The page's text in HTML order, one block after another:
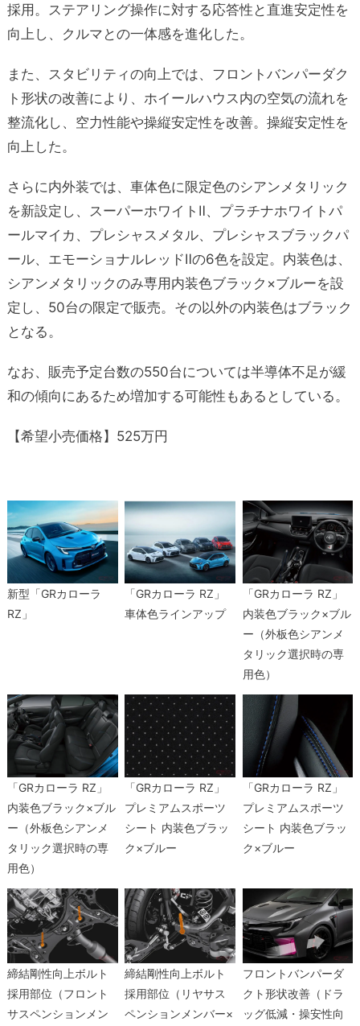
採用。ステアリング操作に対する応答性と直進安定性を
向上し、クルマとの一体感を進化した。
また、スタビリティの向上では、フロントバンパーダク
ト形状の改善により、ホイールハウス内の空気の流れを
整流化し、空力性能や操縦安定性を改善。操縦安定性を
向上した。
さらに内外装では、車体色に限定色のシアンメタリック
を新設定し、スーパーホワイトⅡ、プラチナホワイトパ
ールマイカ、プレシャスメタル、プレシャスブラックパ
ール、エモーショナルレッドⅡの6色を設定。内装色は、
シアンメタリックのみ専用内装色ブラック×ブルーを設
定し、50台の限定で販売。その以外の内装色はブラック
となる。
なお、販売予定台数の550台については半導体不足が緩
和の傾向にあるため増加する可能性もあるとしている。
【希望小売価格】525万円
新型「GRカローラ
RZ」
「GRカローラ RZ」
車体色ラインアップ
「GRカローラ RZ」
内装色ブラック×ブル
ー（外板色シアンメ
タリック選択時の専
用色）
「GRカローラ RZ」
内装色ブラック×ブル
ー（外板色シアンメ
タリック選択時の専
用色）
「GRカローラ RZ」
プレミアムスポーツ
シート 内装色ブラッ
ク×ブルー
「GRカローラ RZ」
プレミアムスポーツ
シート 内装色ブラッ
ク×ブルー
締結剛性向上ボルト
採用部位（フロント
サスペンションメン
締結剛性向上ボルト
採用部位（リヤサス
ペンションメンバー×
フロントバンパーダ
クト形状改善（ドラ
ッグ低減・操安性向